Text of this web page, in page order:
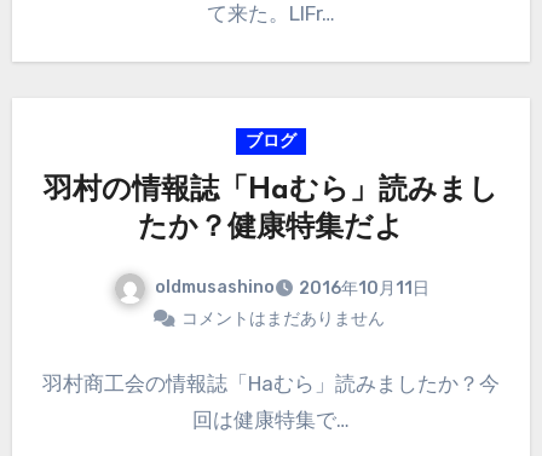
て来た。LIFr…
ブログ
羽村の情報誌「Haむら」読みまし
たか？健康特集だよ
oldmusashino
2016年10月11日
コメントはまだありません
羽村商工会の情報誌「Haむら」読みましたか？今
回は健康特集で…